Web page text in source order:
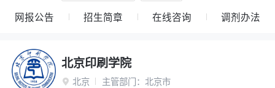
网报公告 招生简章 在线咨询 调剂办法
北京印刷学院
 北京 主管部门： 北京市